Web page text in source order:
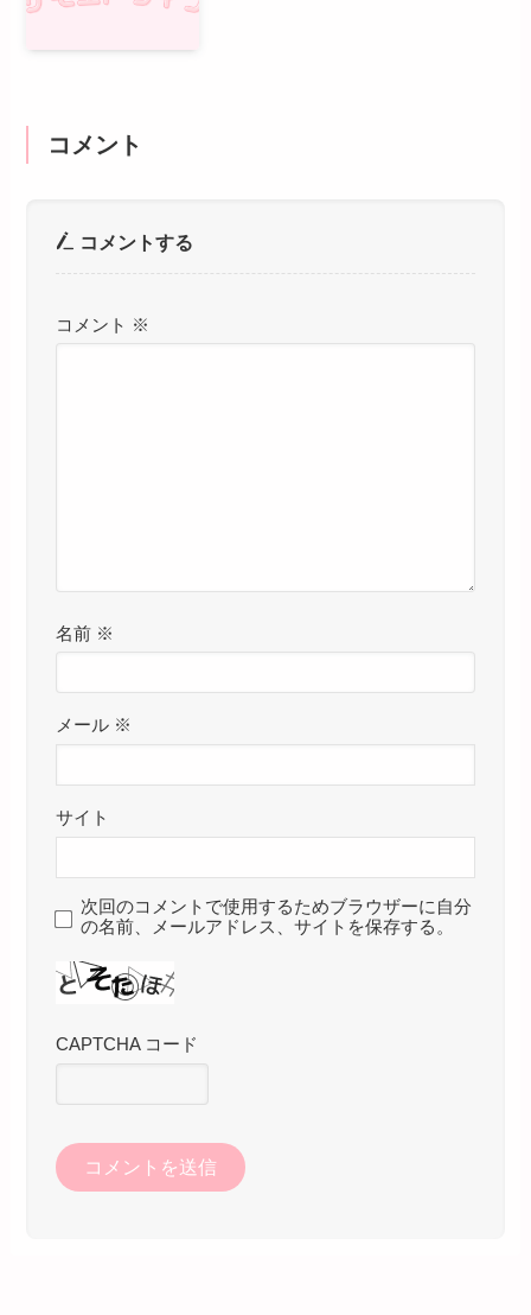
コメント
コメントする
コメント ※
名前 ※
メール ※
サイト
次回のコメントで使用するためブラウザーに自分
の名前、メールアドレス、サイトを保存する。
CAPTCHA コード